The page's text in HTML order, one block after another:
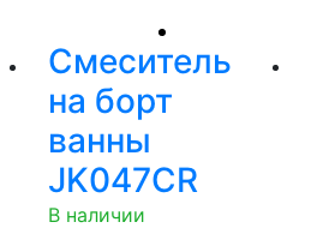
Смеситель
на борт
ванны
JK047CR
В наличии